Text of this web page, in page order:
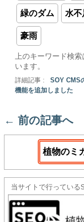
緑のダム 水不
豪雨
上のキーワード検索
います。
詳細記事 :
SOY CMS
機能を追加しました
← 前の記事へ
植物のミ
当サイトで行っている